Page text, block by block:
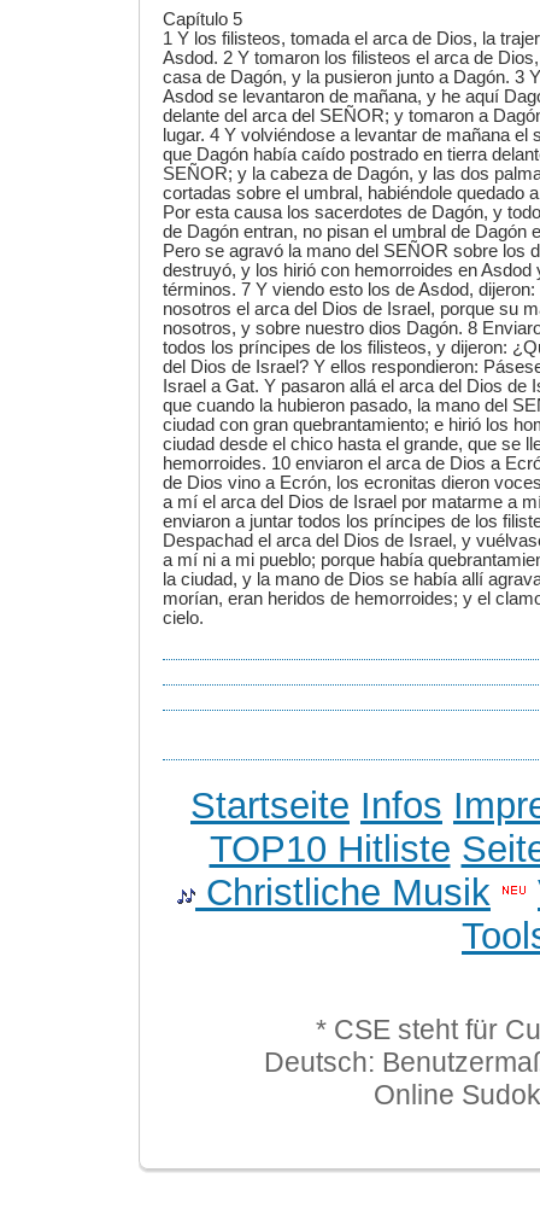
Capítulo 5
1 Y los filisteos, tomada el arca de Dios, la
Asdod. 2 Y tomaron los filisteos el arca de
casa de Dagón, y la pusieron junto a Dagón. 3
Asdod se levantaron de mañana, y he aquí
delante del arca del SEÑOR; y tomaron a
lugar. 4 Y volviéndose a levantar de mañana el
que Dagón había caído postrado en tierra
SEÑOR; y la cabeza de Dagón, y las dos
cortadas sobre el umbral, habiéndole quedado
Por esta causa los sacerdotes de Dagón, y
de Dagón entran, no pisan el umbral de Dagón
Pero se agravó la mano del SEÑOR sobre los
destruyó, y los hirió con hemorroides en Asdod
términos. 7 Y viendo esto los de Asdod,
nosotros el arca del Dios de Israel, porque su
nosotros, y sobre nuestro dios Dagón. 8
todos los príncipes de los filisteos, y dijeron:
del Dios de Israel? Y ellos respondieron:
Israel a Gat. Y pasaron allá el arca del Dios de
que cuando la hubieron pasado, la mano del
ciudad con gran quebrantamiento; e hirió los
ciudad desde el chico hasta el grande, que se
hemorroides. 10 enviaron el arca de Dios a
de Dios vino a Ecrón, los ecronitas dieron
a mí el arca del Dios de Israel por matarme a
enviaron a juntar todos los príncipes de los
Despachad el arca del Dios de Israel, y
a mí ni a mi pueblo; porque había
la ciudad, y la mano de Dios se había allí
morían, eran heridos de hemorroides; y el
cielo.
Startseite Infos
TOP10 Hitliste
Christliche Musik
* CSE steht für
Deutsch:
Online